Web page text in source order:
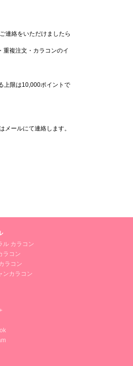
連絡をいただけましたら
複注文・カラコンのイ
上限は10,000ポイントで
メールにて連絡します。
ル カラコン
ラコン
ラコン
ンカラコン